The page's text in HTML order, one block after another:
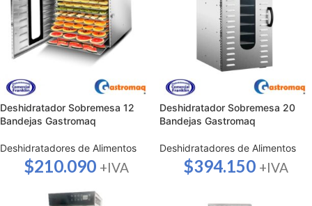
Deshidratador Sobremesa 12
Bandejas Gastromaq
Deshidratadores de Alimentos
$210.090 +IVA
Deshidratador Sobremesa 20
Bandejas Gastromaq
Deshidratadores de Alimentos
$394.150 +IVA